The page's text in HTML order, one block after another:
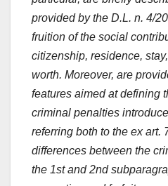
provided by the D.L. n. 4/
fruition of the social
citizenship, residence,
worth. Moreover, are
features aimed at defining
criminal penalties
referring both to the ex art.
differences between the
the 1st and 2nd